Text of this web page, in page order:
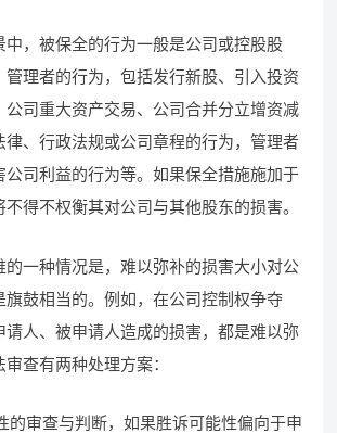
中，被保全的行为一般是公司或控股股
管理者的行为，包括发行新股、引入投资
公司重大资产交易、公司合并分立增资减
律、行政法规或公司章程的行为，管理者
公司利益的行为等。如果保全措施施加于
得不权衡其对公司与其他股东的损害。
的一种情况是，难以弥补的损害大小对公
旗鼓相当的。例如，在公司控制权争夺
请人、被申请人造成的损害，都是难以弥
查有两种处理方案：
的审查与判断，如果胜诉可能性偏向于申